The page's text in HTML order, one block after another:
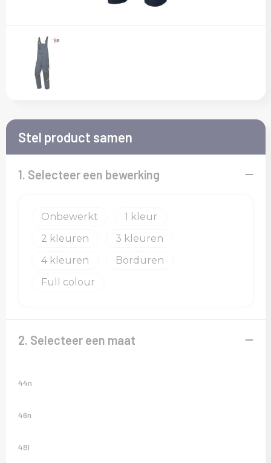
Sokken
Overalls
Reflecterende polo's
Schoenen
Schorten en Sloven
Veiligheidsvesten en Veiligheidshesjes
Vesten
Veiligheid, Auto en Fiets
Vrije tijd en Strand
Waterflesjes
Stel product samen
1. Selecteer een bewerking
Onbewerkt
1
2
3
4
Borduren
Full colour
2. Selecteer een maat
44n
46n
48l